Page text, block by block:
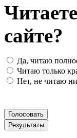
сайте?
Да, читаю
Читаю только
Нет, не читаю